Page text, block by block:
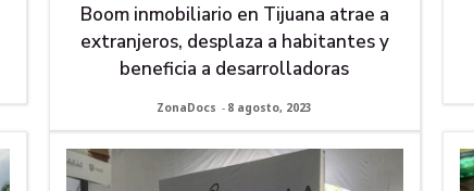
Boom inmobiliario en Tijuana atrae a
extranjeros, desplaza a habitantes y
beneficia a desarrolladoras
ZonaDocs - 8 agosto, 2023